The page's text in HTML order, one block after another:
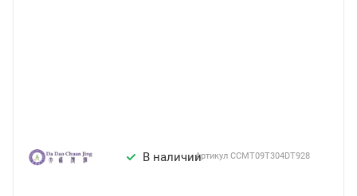
В наличииАртикул CCMT09T304DT928